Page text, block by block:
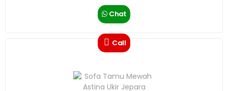
Chat
Call